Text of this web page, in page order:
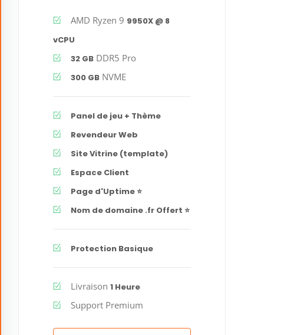
AMD Ryzen 9 9950X @ 8
vCPU
32 GB DDR5 Pro
300 GB NVME
Panel de jeu + Thème
Revendeur Web
Site Vitrine (template)
Espace Client
Page d'Uptime ⭐
Nom de domaine .fr Offert ⭐
Protection Basique
Livraison 1 Heure
Support Premium